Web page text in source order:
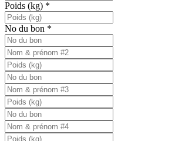
Poids (kg) *
No du bon *